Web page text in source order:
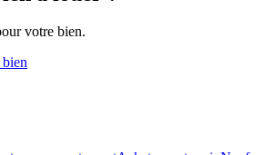
votre bien.
bien